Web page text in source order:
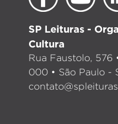
SP Leituras -
Cultura
Rua Faustolo, 576
000 • São Paulo -